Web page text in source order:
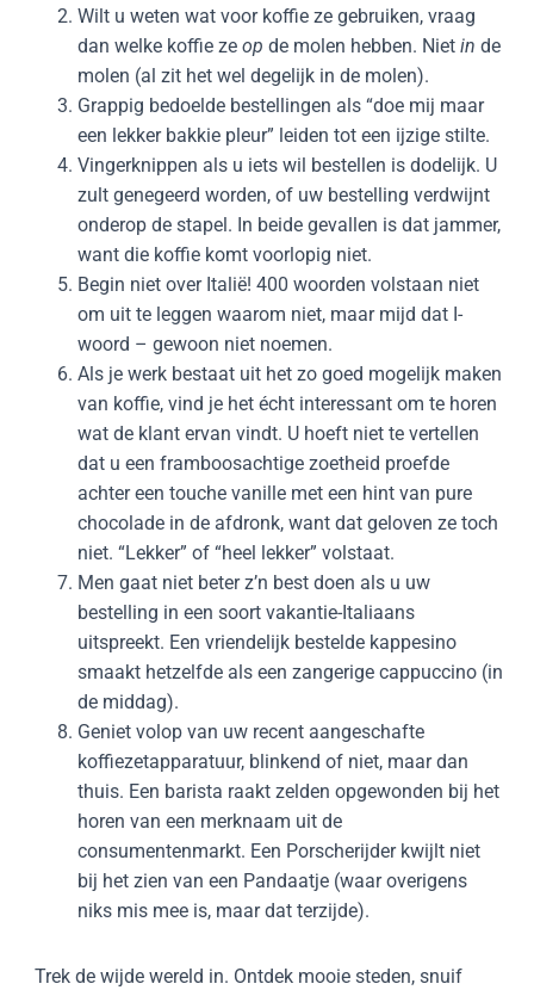
Wilt u weten wat voor koffie ze gebruiken, vraag
dan welke koffie ze op de molen hebben. Niet in de
molen (al zit het wel degelijk in de molen).
Grappig bedoelde bestellingen als “doe mij maar
een lekker bakkie pleur” leiden tot een ijzige stilte.
Vingerknippen als u iets wil bestellen is dodelijk. U
zult genegeerd worden, of uw bestelling verdwijnt
onderop de stapel. In beide gevallen is dat jammer,
want die koffie komt voorlopig niet.
Begin niet over Italië! 400 woorden volstaan niet
om uit te leggen waarom niet, maar mijd dat I-
woord – gewoon niet noemen.
Als je werk bestaat uit het zo goed mogelijk maken
van koffie, vind je het écht interessant om te horen
wat de klant ervan vindt. U hoeft niet te vertellen
dat u een framboosachtige zoetheid proefde
achter een touche vanille met een hint van pure
chocolade in de afdronk, want dat geloven ze toch
niet. “Lekker” of “heel lekker” volstaat.
Men gaat niet beter z’n best doen als u uw
bestelling in een soort vakantie-Italiaans
uitspreekt. Een vriendelijk bestelde kappesino
smaakt hetzelfde als een zangerige cappuccino (in
de middag).
Geniet volop van uw recent aangeschafte
koffiezetapparatuur, blinkend of niet, maar dan
thuis. Een barista raakt zelden opgewonden bij het
horen van een merknaam uit de
consumentenmarkt. Een Porscherijder kwijlt niet
bij het zien van een Pandaatje (waar overigens
niks mis mee is, maar dat terzijde).
Trek de wijde wereld in. Ontdek mooie steden, snuif